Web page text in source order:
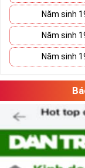
Tham khảo
MobiFone Giá
Sim Năm
Sim Năm Sinh
ta có tên đầy đủ
công ty thuộc Tập
(VNPT)
Với lĩnh vực chủ
Năm sinh
Năm sinh
Năm sinh